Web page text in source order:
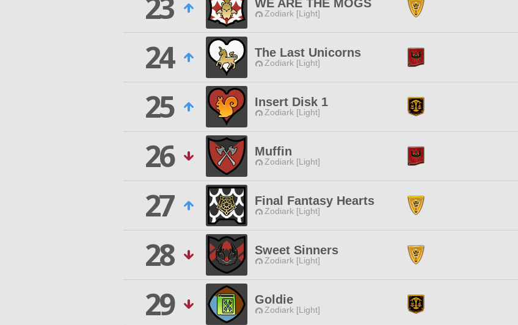
WE ARE THE MOGS
Zodiark [Light]
24
The Last Unicorns
Zodiark [Light]
25
Insert Disk 1
Zodiark [Light]
26
Muffin
Zodiark [Light]
27
Final Fantasy Hearts
Zodiark [Light]
28
Sweet Sinners
Zodiark [Light]
29
Goldie
Zodiark [Light]